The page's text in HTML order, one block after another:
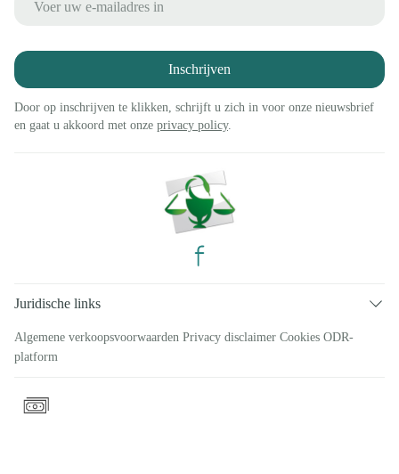
Inschrijven
Door op inschrijven te klikken, schrijft u zich in voor onze nieuwsbrief
en gaat u akkoord met onze privacy policy.
Juridische links
Algemene verkoopsvoorwaarden Privacy disclaimer Cookies ODR-
platform